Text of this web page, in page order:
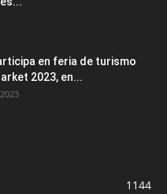
en feria de turismo
2023, en...
1144